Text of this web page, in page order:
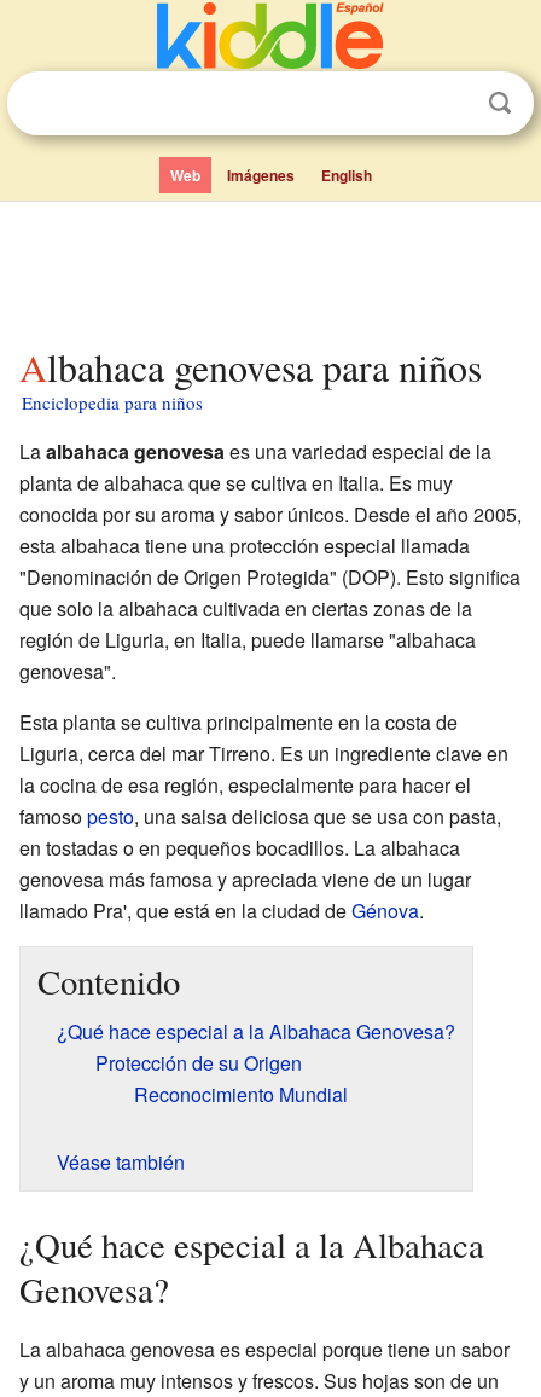
Web Imágenes English
Albahaca genovesa para niños
Enciclopedia para niños
Laalbahaca genovesaes una variedad especial de la
planta de albahaca que se cultiva en Italia. Es muy
conocida por su aroma y sabor únicos. Desde el año 2005,
esta albahaca tiene una protección especial llamada
"Denominación de Origen Protegida" (DOP). Esto significa
que solo la albahaca cultivada en ciertas zonas de la
región de Liguria, en Italia, puede llamarse "albahaca
genovesa".
Esta planta se cultiva principalmente en la costa de
Liguria, cerca del mar Tirreno. Es un ingrediente clave en
la cocina de esa región, especialmente para hacer el
famosopesto, una salsa deliciosa que se usa con pasta,
en tostadas o en pequeños bocadillos. La albahaca
genovesa más famosa y apreciada viene de un lugar
llamado Pra', que está en la ciudad deGénova.
Contenido
¿Qué hace especial a la Albahaca Genovesa?
Protección de su Origen
Reconocimiento Mundial
Véase también
¿Qué hace especial a la Albahaca
Genovesa?
La albahaca genovesa es especial porque tiene un sabor
y un aroma muy intensos y frescos. Sus hojas son de un